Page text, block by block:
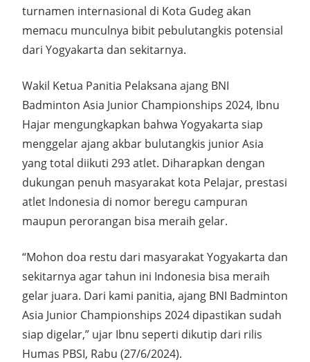
turnamen internasional di Kota Gudeg akan
memacu munculnya bibit pebulutangkis potensial
dari Yogyakarta dan sekitarnya.
Wakil Ketua Panitia Pelaksana ajang BNI
Badminton Asia Junior Championships 2024, Ibnu
Hajar mengungkapkan bahwa Yogyakarta siap
menggelar ajang akbar bulutangkis junior Asia
yang total diikuti 293 atlet. Diharapkan dengan
dukungan penuh masyarakat kota Pelajar, prestasi
atlet Indonesia di nomor beregu campuran
maupun perorangan bisa meraih gelar.
“Mohon doa restu dari masyarakat Yogyakarta dan
sekitarnya agar tahun ini Indonesia bisa meraih
gelar juara. Dari kami panitia, ajang BNI Badminton
Asia Junior Championships 2024 dipastikan sudah
siap digelar,” ujar Ibnu seperti dikutip dari rilis
Humas PBSI, Rabu (27/6/2024).